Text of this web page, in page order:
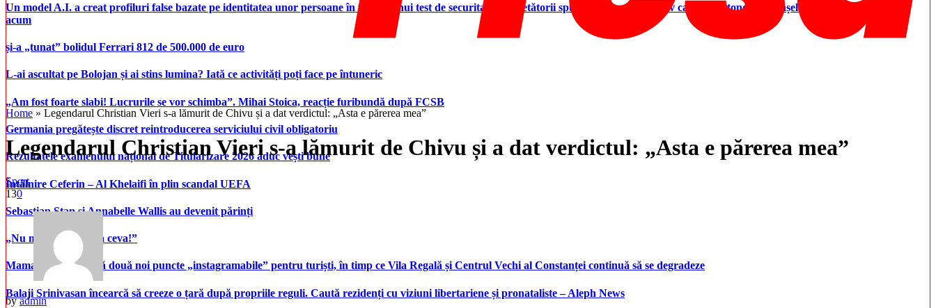
Un model A.I. a creat profiluri false bazate pe identitatea unor persoane în timpul unui test de securitate. Cercetătorii spun că este cel mai grav caz de „autonomie și înșelăciune” observat până
acum
și-a „tunat” bolidul Ferrari 812 de 500.000 de euro
L-ai ascultat pe Bolojan și ai stins lumina? Iată ce activități poți face pe întuneric
„Am fost foarte slabi! Lucrurile se vor schimba”. Mihai Stoica, reacție furibundă după FCSB
Germania pregătește discret reintroducerea serviciului civil obligatoriu
Rezultatele examenului național de Titularizare 2026 aduc vești bune
Întâlnire Ceferin – Al Khelaifi în plin scandal UEFA
Sebastian Stan și Annabelle Wallis au devenit părinți
„Nu mă întrebați așa ceva!”
Mamaia inaugurează două noi puncte „instagramabile” pentru turiști, în timp ce Vila Regală și Centrul Vechi al Constanței continuă să se degradeze
Balaji Srinivasan încearcă să creeze o țară după propriile reguli. Caută rezidenți cu viziuni libertariene și pronataliste – Aleph News
Home » Legendarul Christian Vieri s-a lămurit de Chivu și a dat verdictul: „Asta e părerea mea”
Legendarul Christian Vieri s-a lămurit de Chivu și a dat verdictul: „Asta e părerea mea”
Sport
130
byadmin